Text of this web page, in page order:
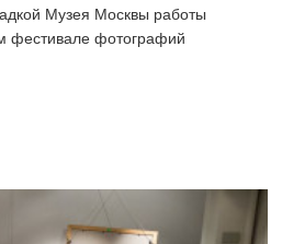
Музея Москвы работы
фестивале фотографий